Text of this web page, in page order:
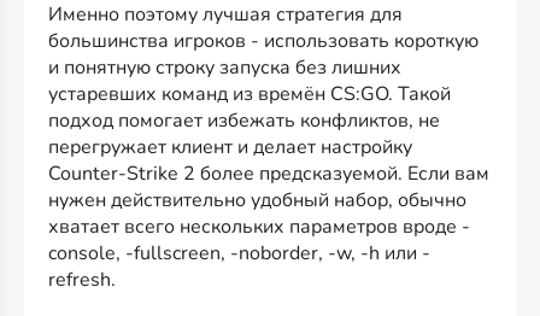
Именно поэтому лучшая стратегия для
большинства игроков - использовать короткую
и понятную строку запуска без лишних
устаревших команд из времён CS:GO. Такой
подход помогает избежать конфликтов, не
перегружает клиент и делает настройку
Counter-Strike 2 более предсказуемой. Если вам
нужен действительно удобный набор, обычно
хватает всего нескольких параметров вроде -
console, -fullscreen, -noborder, -w, -h или -
refresh.